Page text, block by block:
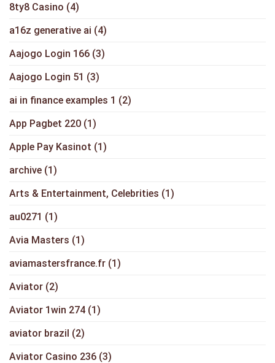
8ty8 Casino (4)
a16z generative ai (4)
Aajogo Login 166 (3)
Aajogo Login 51 (3)
ai in finance examples 1 (2)
App Pagbet 220 (1)
Apple Pay Kasinot (1)
archive (1)
Arts & Entertainment, Celebrities (1)
au0271 (1)
Avia Masters (1)
aviamastersfrance.fr (1)
Aviator (2)
Aviator 1win 274 (1)
aviator brazil (2)
Aviator Casino 236 (3)